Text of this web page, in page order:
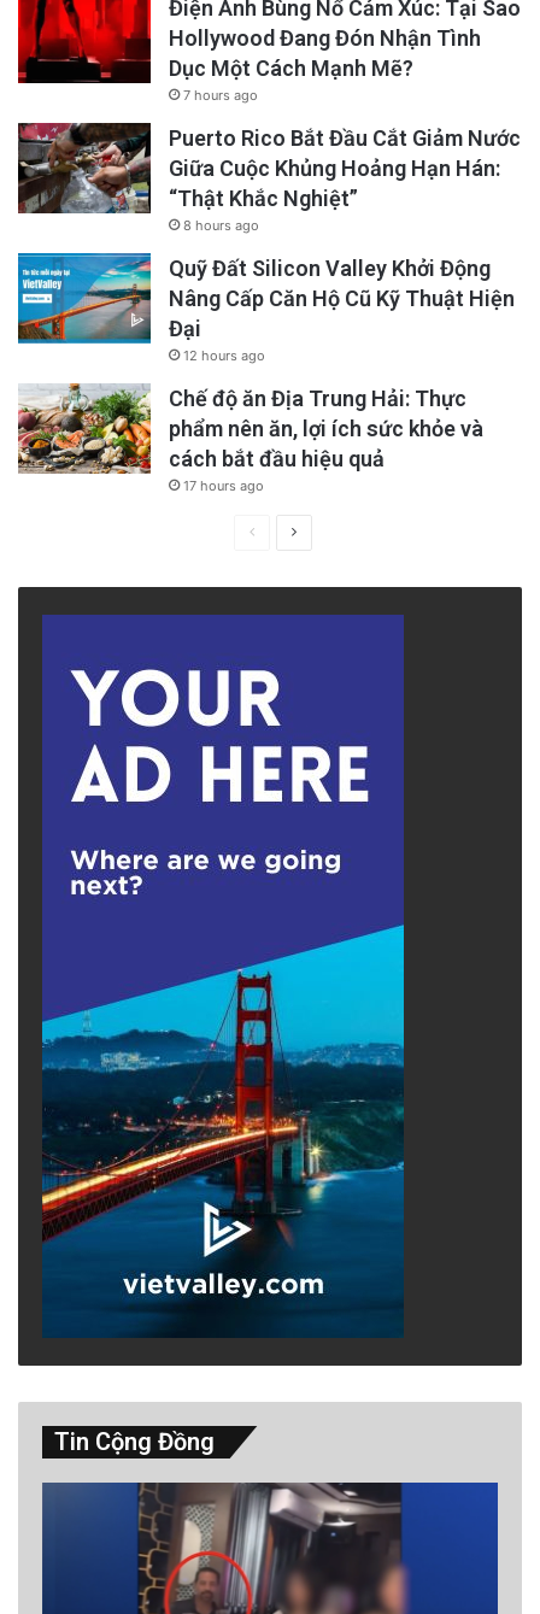
Điện Ảnh Bùng Nổ Cảm Xúc: Tại Sao
Hollywood Đang Đón Nhận Tình
Dục Một Cách Mạnh Mẽ?
7 hours ago
Puerto Rico Bắt Đầu Cắt Giảm Nước
Giữa Cuộc Khủng Hoảng Hạn Hán:
“Thật Khắc Nghiệt”
8 hours ago
Quỹ Đất Silicon Valley Khởi Động
Nâng Cấp Căn Hộ Cũ Kỹ Thuật Hiện
Đại
12 hours ago
Chế độ ăn Địa Trung Hải: Thực
phẩm nên ăn, lợi ích sức khỏe và
cách bắt đầu hiệu quả
17 hours ago
PreviousNext
Tin Cộng Đồng